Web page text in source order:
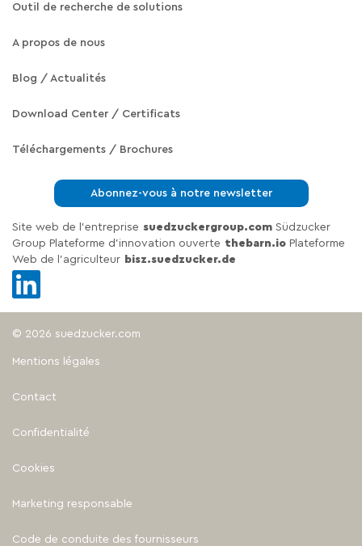
Outil de recherche de solutions
A propos de nous
Blog / Actualités
Download Center / Certificats
Téléchargements / Brochures
Abonnez-vous à notre newsletter
Site web de l'entreprise suedzuckergroup.com Südzucker
Group Plateforme d'innovation ouverte thebarn.io Plateforme
Web de l'agriculteur bisz.suedzucker.de
© 2026 suedzucker.com
Mentions légales
Contact
Confidentialité
Cookies
Marketing responsable
Code de conduite des fournisseurs